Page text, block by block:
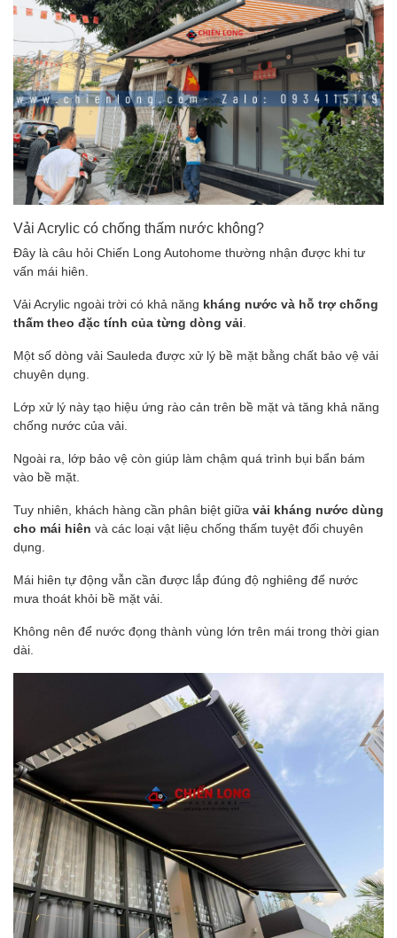
Vải Acrylic có chống thấm nước không?
Đây là câu hỏi Chiến Long Autohome thường nhận được khi tư
vấn mái hiên.
Vải Acrylic ngoài trời có khả năng kháng nước và hỗ trợ chống
thấm theo đặc tính của từng dòng vải
Một số dòng vải Sauleda được xử lý bề mặt bằng chất bảo vệ vải
chuyên dụng.
Lớp xử lý này tạo hiệu ứng rào cản trên bề mặt và tăng khả năng
chống nước của vải.
Ngoài ra, lớp bảo vệ còn giúp làm chậm quá trình bụi bẩn bám
vào bề mặt.
Tuy nhiên, khách hàng cần phân biệt giữa vải kháng nước dùng
cho mái hiên và các loại vật liệu chống thấm tuyệt đối chuyên
dụng.
Mái hiên tự động vẫn cần được lắp đúng độ nghiêng để nước
mưa thoát khỏi bề mặt vải.
Không nên để nước đọng thành vùng lớn trên mái trong thời gian
dài.